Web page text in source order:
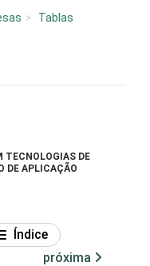
Tablas
TECNOLOGIAS DE
DE APLICAÇÃO
Índice
próxima